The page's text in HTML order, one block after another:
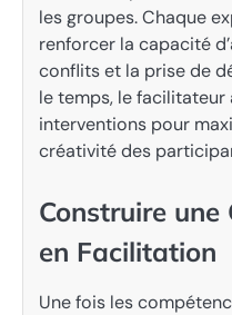
les groupes. Chaque
renforcer la capacité
conflits et la prise de
le temps, le
interventions pour
créativité des
Construire
en Facilitation
Une fois les